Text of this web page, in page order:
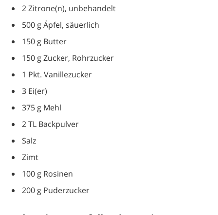
2 Zitrone(n), unbehandelt
500 g Äpfel, säuerlich
150 g Butter
150 g Zucker, Rohrzucker
1 Pkt. Vanillezucker
3 Ei(er)
375 g Mehl
2 TL Backpulver
Salz
Zimt
100 g Rosinen
200 g Puderzucker